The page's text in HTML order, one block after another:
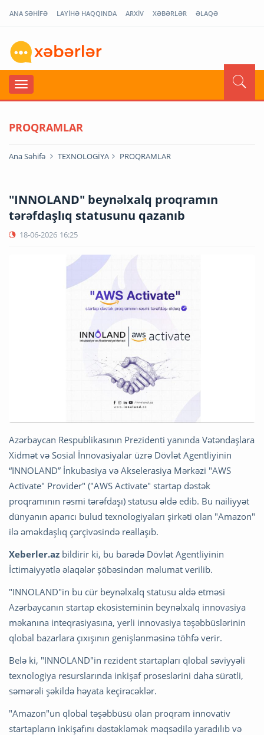
ANA SƏHİFƏ LAYİHƏ HAQQINDA ARXİV XƏBƏRLƏR ƏLAQƏ
PROQRAMLAR
Ana Səhifə TEXNOLOGİYA PROQRAMLAR
"INNOLAND" beynəlxalq proqramın
tərəfdaşlıq statusunu qazanıb
18-06-2026 16:25
Azərbaycan Respublikasının Prezidenti yanında Vətəndaşlara
Xidmət və Sosial İnnovasiyalar üzrə Dövlət Agentliyinin
“INNOLAND” İnkubasiya və Akselerasiya Mərkəzi "AWS
Activate" Provider" ("AWS Activate" startap dəstək
proqramının rəsmi tərəfdaşı) statusu əldə edib. Bu nailiyyət
dünyanın aparıcı bulud texnologiyaları şirkəti olan "Amazon"
ilə əməkdaşlıq çərçivəsində reallaşıb.
Xeberler.az bildirir ki, bu barədə Dövlət Agentliyinin
İctimaiyyətlə əlaqələr şöbəsindən məlumat verilib.
"INNOLAND"in bu cür beynəlxalq statusu əldə etməsi
Azərbaycanın startap ekosisteminin beynəlxalq innovasiya
məkanına inteqrasiyasına, yerli innovasiya təşəbbüslərinin
qlobal bazarlara çıxışının genişlənməsinə töhfə verir.
Belə ki, "INNOLAND"in rezident startapları qlobal səviyyəli
texnologiya resurslarında inkişaf proseslərini daha sürətli,
səmərəli şəkildə həyata keçirəcəklər.
"Amazon"un qlobal təşəbbüsü olan proqram innovativ
startapların inkişafını dəstəkləmək məqsədilə yaradılıb və